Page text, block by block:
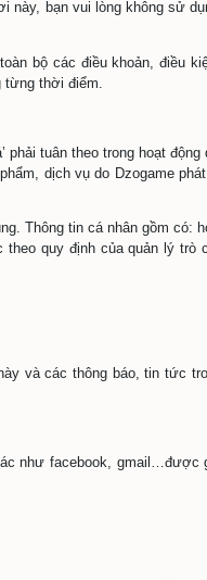
thức của trò
với toàn bộ điều
của bạn cũng như
nào trong Quy tắc
trình trò chơi.
hiểu là bạn đồng
với bản sửa đổi, bổ
chơi ‘Cửu Long
định danh của